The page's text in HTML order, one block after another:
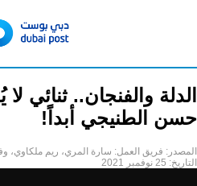
الدلة والفنجان.. ثنائي لا
حسن الطنيجي أبداً!
المصدر: فريق العمل: سارة المري، ريم ملكاوي،
التاريخ: 25 نوفمبر 2021